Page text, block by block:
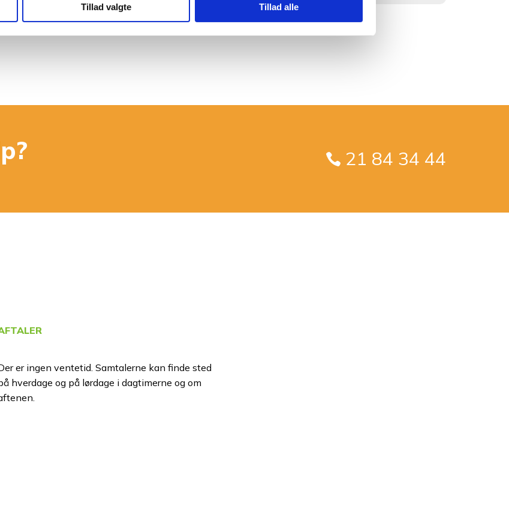
Tillad valgte Tillad alle
på dit liv.
om aften og
21 84 34 44
er ingen ventetid. Samtalerne kan finde sted
hverdage og på lørdage i dagtimerne og om